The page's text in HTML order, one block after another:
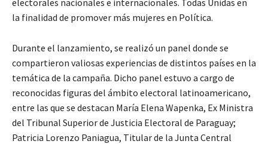
la finalidad de promover más mujeres en Política.
Durante el lanzamiento, se realizó un panel donde se
compartieron valiosas experiencias de distintos países en la
temática de la campaña. Dicho panel estuvo a cargo de
reconocidas figuras del ámbito electoral latinoamericano,
entre las que se destacan María Elena Wapenka, Ex Ministra
del Tribunal Superior de Justicia Electoral de Paraguay;
Patricia Lorenzo Paniagua, Titular de la Junta Central